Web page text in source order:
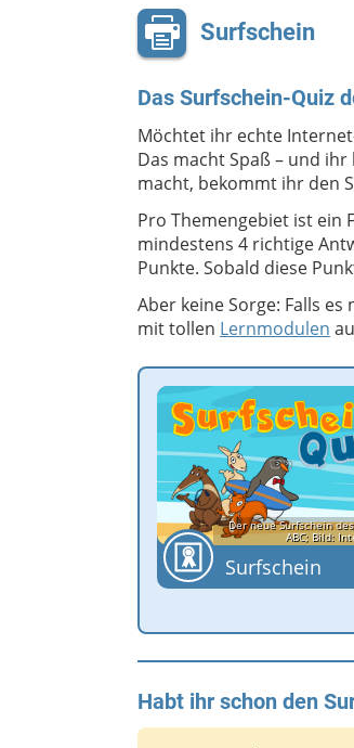
Surfschein
Das Surfschein-Quiz
Möchtet ihr echte
Das macht Spaß – und
macht, bekommt ihr den
Pro Themengebiet ist ein
mindestens 4 richtige
Punkte. Sobald diese
Aber keine Sorge: Falls
mit tollen Lernmodulen
Der neue Surfschein
ABC; Bild:
Surfschein
Habt ihr schon den